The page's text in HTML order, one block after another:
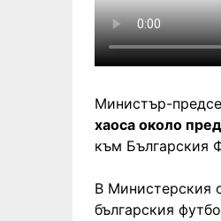
Министър-
хаоса около
към Българския
В Министерския
българския